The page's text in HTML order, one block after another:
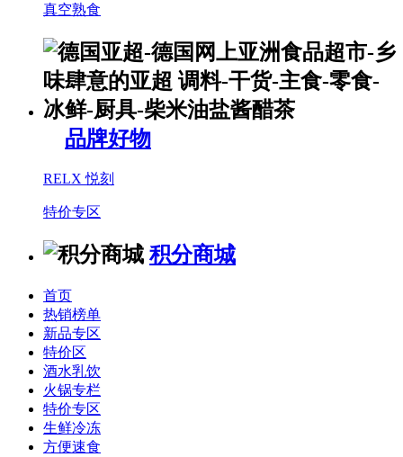
真空熟食
品牌好物
RELX 悦刻
特价专区
积分商城
首页
热销榜单
新品专区
特价区
酒水乳饮
火锅专栏
特价专区
生鲜冷冻
方便速食